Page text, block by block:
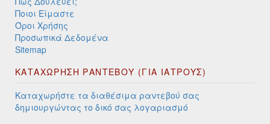
Ποιοι Είμαστε
Όροι Χρήσης
Προσωπικά Δεδομένα
Sitemap
ΚΑΤΑΧΩΡΗΣΗ ΡΑΝΤΕΒΟΥ (ΓΙΑ ΙΑΤΡΟΥΣ)
Καταχωρήστε τα διαθέσιμα ραντεβού σας
δημιουργώντας το δικό σας λογαριασμό